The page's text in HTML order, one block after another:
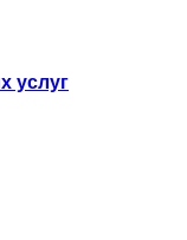
услуг